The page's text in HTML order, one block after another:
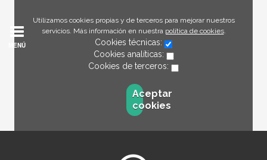
Utilizamos cookies propias y de terceros para mejorar nuestros
servicios. Más información en nuestra política de cookies.
Cookies técnicas:
Cookies analíticas:
Cookies de terceros:
Aceptar
cookies
MENÚ